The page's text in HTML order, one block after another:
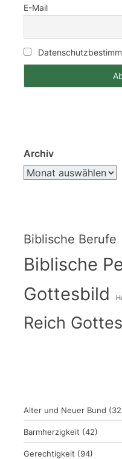
E-Mail
Archiv
Biblische Berufe
Biblische
Gottesbild
Reich Gottes
Alter und Neuer Bund
Barmherzigkeit (42)
Gerechtigkeit (94)